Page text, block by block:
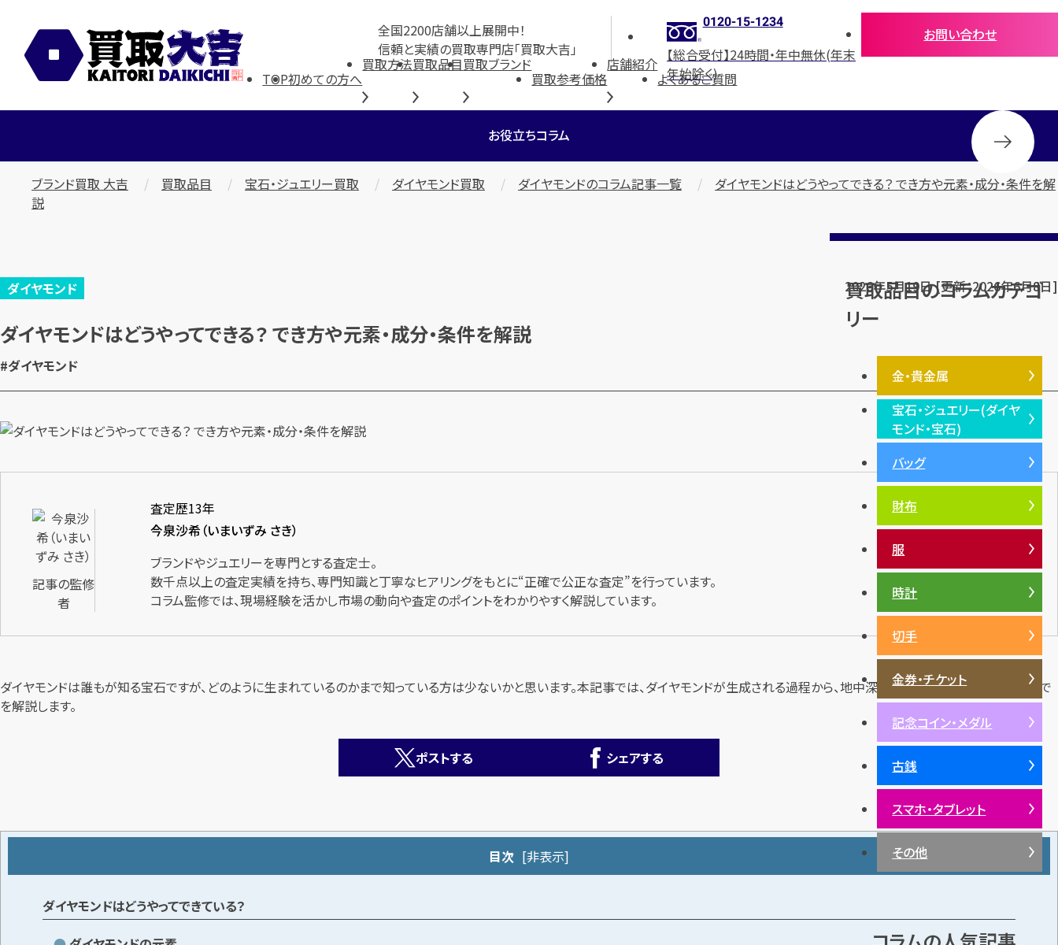
全国2200店舗以上展開中！
信頼と実績の買取専門店「買取大吉」
0120-15-1234
【総合受付】24時間・年中無休(年末
年始除く)
お問い合わせ
TOP初めての方へ
買取方法買取品目買取ブランド
買取参考価格
店舗紹介
よくあるご質問
お役立ちコラム
ブランド買取 大吉 買取品目 宝石・ジュエリー買取 ダイヤモンド買取 ダイヤモンドのコラム記事一覧
ダイヤモンドはどうやってできる？ でき方や元素・成分・条件を解
説
ダイヤモンド 2026年5月19日 [更新：2026年6月8日]
ダイヤモンドはどうやってできる？ でき方や元素・成分・条件を解説
#ダイヤモンド
記事の監修
者
査定歴13年
今泉沙希（いまいずみ さき）
ブランドやジュエリーを専門とする査定士。
数千点以上の査定実績を持ち、専門知識と丁寧なヒアリングをもとに“正確で公正な査定”を行っています。
コラム監修では、現場経験を活かし市場の動向や査定のポイントをわかりやすく解説しています。
ダイヤモンドは誰もが知る宝石ですが、どのように生まれているのかまで知っている方は少ないかと思います。本記事では、ダイヤモンドが生成される過程から、地中深くからの採掘方法、加工方法まで
を解説します。
ポストする シェアする
目次 [非表示]
ダイヤモンドはどうやってできている？
買取品目のコラムカテゴ
リー
金・貴金属
金・貴金属TOP
プラチナ
銀・シルバー
宝石・ジュエリー(ダイヤ
モンド・宝石)
宝石・ジュエリー(ダイヤモン
ド・宝石)TOP
ダイヤモンド
サファイア
パール
サンゴ
ヒスイ
バッグ
財布
服
時計
切手
金券・チケット
記念コイン・メダル
古銭
スマホ・タブレット
その他